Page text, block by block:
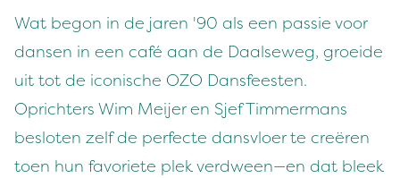
Wat begon in de jaren '90 als een passie voor
dansen in een café aan de Daalseweg, groeide
uit tot de iconische OZO Dansfeesten.
Oprichters Wim Meijer en Sjef Timmermans
besloten zelf de perfecte dansvloer te creëren
toen hun favoriete plek verdween—en dat bleek